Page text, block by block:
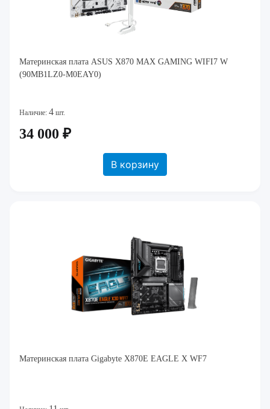
Материнская плата ASUS X870 MAX GAMING WIFI7 W
(90MB1LZ0-M0EAY0)
Наличие: 4 шт.
34 000 ₽
В корзину
Материнская плата Gigabyte X870E EAGLE X WF7